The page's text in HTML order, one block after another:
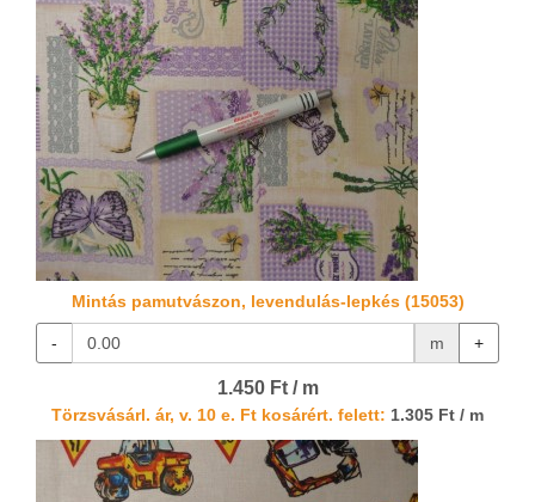
Mintás pamutvászon, levendulás-lepkés (15053)
- m +
1.450 Ft / m
Törzsvásárl. ár, v. 10 e. Ft kosárért. felett: 1.305 Ft / m